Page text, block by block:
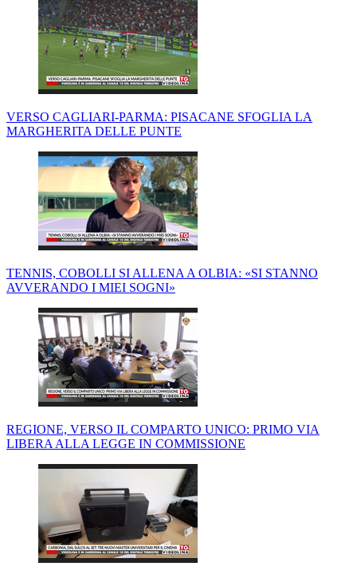
VERSO CAGLIARI-PARMA: PISACANE SFOGLIA LA
MARGHERITA DELLE PUNTE
TENNIS, COBOLLI SI ALLENA A OLBIA: «SI STANNO
AVVERANDO I MIEI SOGNI»
REGIONE, VERSO IL COMPARTO UNICO: PRIMO VIA
LIBERA ALLA LEGGE IN COMMISSIONE